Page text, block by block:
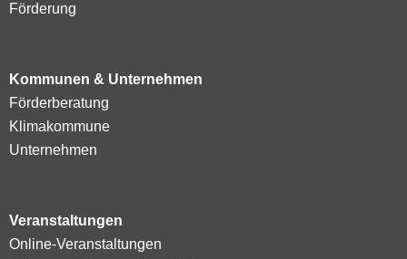
Förderung
Kommunen & Unternehmen
Förderberatung
Klimakommune
Unternehmen
Veranstaltungen
Online-Veranstaltungen